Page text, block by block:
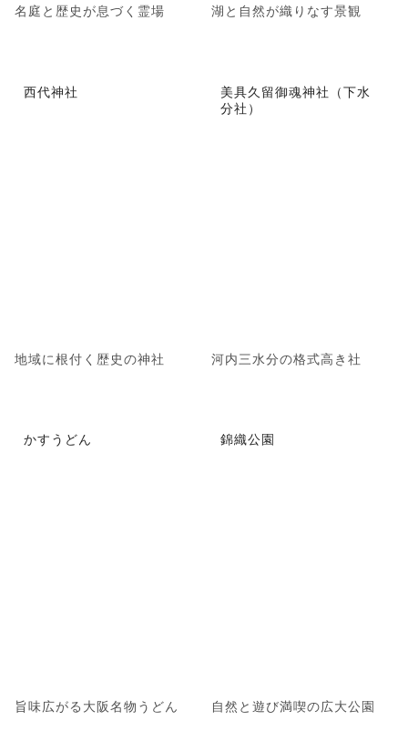
名庭と歴史が息づく霊場 湖と自然が織りなす景観
西代神社
地域に根付く歴史の神社
美具久留御魂神社（下水
分社）
河内三水分の格式高き社
かすうどん
旨味広がる大阪名物うどん
錦織公園
自然と遊び満喫の広大公園